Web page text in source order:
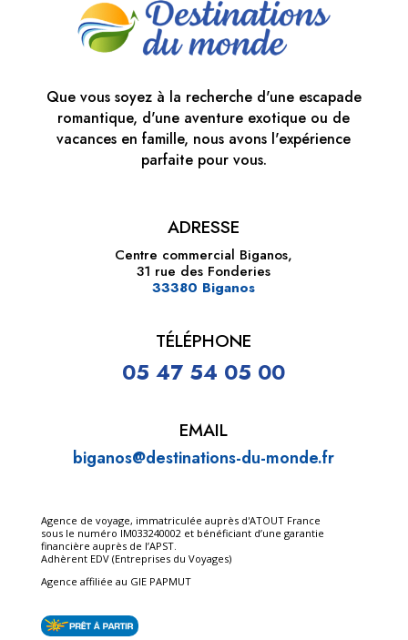
Que vous soyez à la recherche d'une escapade
romantique, d'une aventure exotique ou de
vacances en famille, nous avons l'expérience
parfaite pour vous.
ADRESSE
Centre commercial Biganos,
31 rue des Fonderies
33380 Biganos
TÉLÉPHONE
05 47 54 05 00
EMAIL
biganos@destinations-du-monde.fr
Agence de voyage, immatriculée auprès d'ATOUT France
sous le numéro IM033240002 et bénéficiant d’une garantie
financière auprès de l’APST.
Adhèrent EDV (Entreprises du Voyages)
Agence affiliée au GIE PAPMUT